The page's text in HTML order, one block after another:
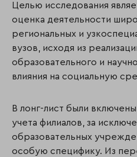
Целью исследования
оценка деятельности
региональных и
вузов, исходя из
образовательного и
влияния на социальную
В лонг-лист были
учета филиалов, за
образовательных
особую специфику. Из